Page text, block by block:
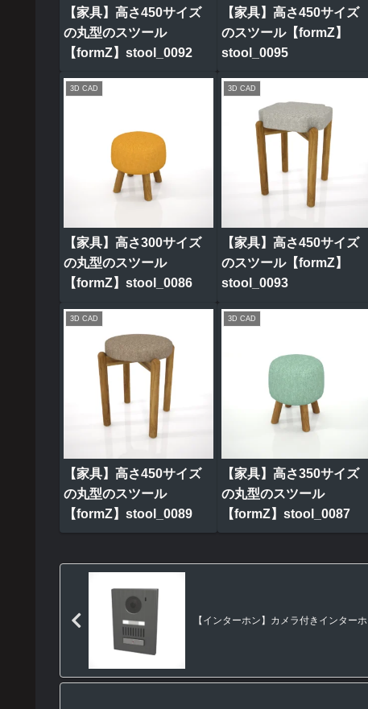
【家具】高さ450サイズ
の丸型のスツール
【formZ】stool_0092
【家具】高さ450サイズ
のスツール【formZ】
stool_0095
3D CAD
【家具】高さ300サイズ
の丸型のスツール
【formZ】stool_0086
3D CAD
【家具】高さ450サイズ
のスツール【formZ】
stool_0093
3D CAD
【家具】高さ450サイズ
の丸型のスツール
【formZ】stool_0089
3D CAD
【家具】高さ350サイズ
の丸型のスツール
【formZ】stool_0087
【インターホン】カメラ付きインター